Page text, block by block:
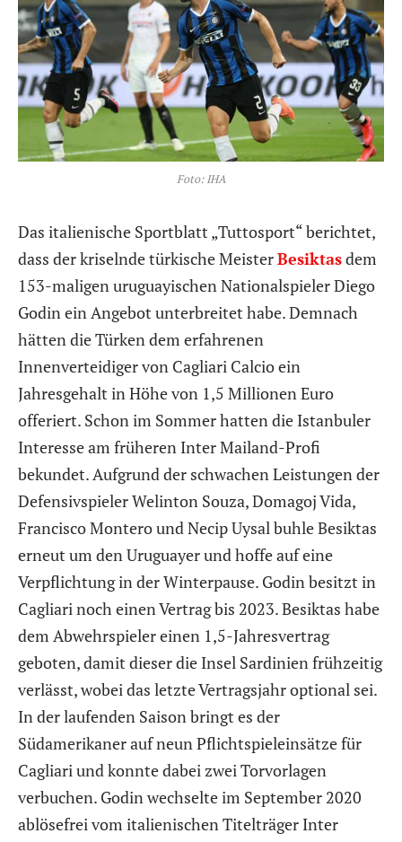
Foto: IHA
Das italienische Sportblatt „Tuttosport“ berichtet,
dass der kriselnde türkische MeisterBesiktasdem
153-maligen uruguayischen Nationalspieler Diego
Godin ein Angebot unterbreitet habe. Demnach
hätten die Türken dem erfahrenen
Innenverteidiger von Cagliari Calcio ein
Jahresgehalt in Höhe von 1,5 Millionen Euro
offeriert. Schon im Sommer hatten die Istanbuler
Interesse am früheren Inter Mailand-Profi
bekundet. Aufgrund der schwachen Leistungen der
Defensivspieler Welinton Souza, Domagoj Vida,
Francisco Montero und Necip Uysal buhle Besiktas
erneut um den Uruguayer und hoffe auf eine
Verpflichtung in der Winterpause. Godin besitzt in
Cagliari noch einen Vertrag bis 2023. Besiktas habe
dem Abwehrspieler einen 1,5-Jahresvertrag
geboten, damit dieser die Insel Sardinien frühzeitig
verlässt, wobei das letzte Vertragsjahr optional sei.
In der laufenden Saison bringt es der
Südamerikaner auf neun Pflichtspieleinsätze für
Cagliari und konnte dabei zwei Torvorlagen
verbuchen. Godin wechselte im September 2020
ablösefrei vom italienischen Titelträger Inter